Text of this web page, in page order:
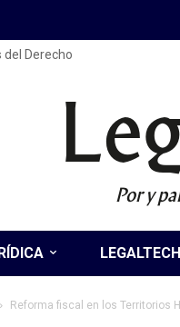
del Derecho
Por y
LEGALTECH
Reforma fiscal en los Territorios